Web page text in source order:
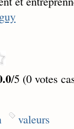
/5 (0 votes
valeurs